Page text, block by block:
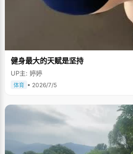
健身最大的天赋是坚持
UP主: 婷婷
体育 • 2026/7/5